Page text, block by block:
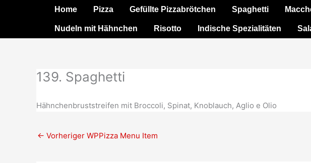
Home Pizza Gefüllte Pizzabrötchen Spaghetti
Nudeln mit Hähnchen Risotto Indische Spezialitäten
139. Spaghetti
Hähnchenbruststreifen mit Broccoli, Spinat, Knoblauch, Aglio e Olio
← Vorheriger WPPizza Menu Item